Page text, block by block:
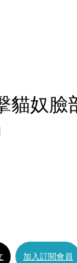
貓奴
加入訂閱會員